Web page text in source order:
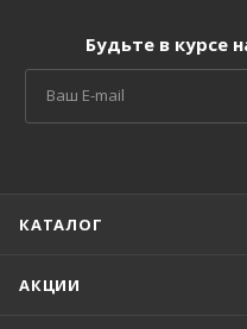
Будьте в курсе
КАТАЛОГ
АКЦИИ